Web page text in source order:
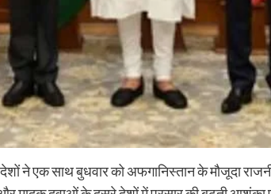
ने एक साथ बुधवार को अफगानिस्तान के मौजूदा